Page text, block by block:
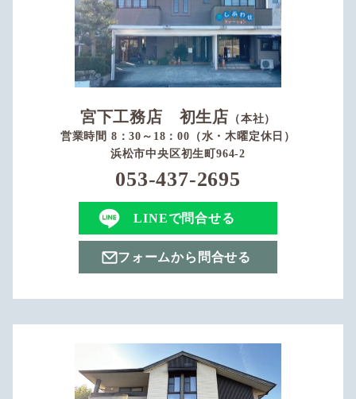
宮下工務店 初生店 （本社）
営業時間 8：30～18：00（水・木曜定休日）
浜松市中央区初生町964-2
053-437-2695
LINEで問合せる
フォームから問合せる